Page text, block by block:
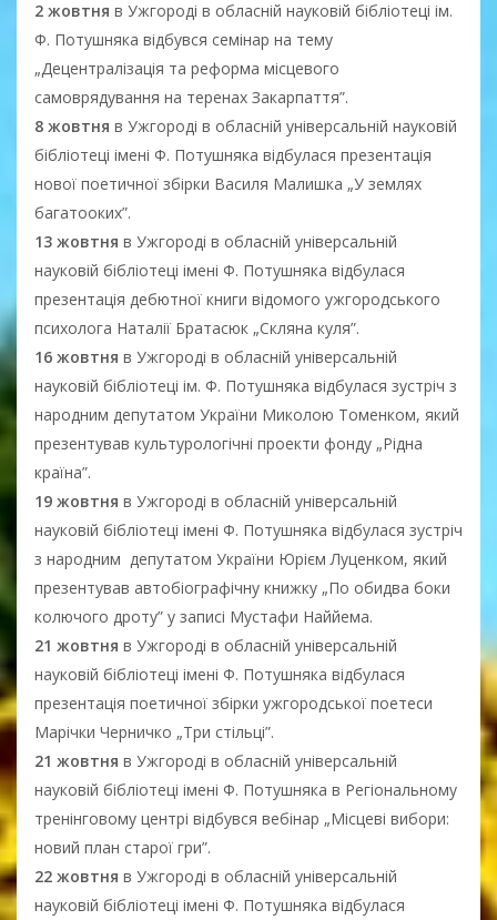
2 жовтня в Ужгороді в обласній науковій бібліотеці ім.
Ф. Потушняка відбувся семінар на тему
„Децентралізація та реформа місцевого
самоврядування на теренах Закарпаття”.
8 жовтня в Ужгороді в обласній універсальній науковій
бібліотеці імені Ф. Потушняка відбулася презентація
нової поетичної збірки Василя Малишка „У землях
багатооких”.
13 жовтня в Ужгороді в обласній універсальній
науковій бібліотеці імені Ф. Потушняка відбулася
презентація дебютної книги відомого ужгородського
психолога Наталії Братасюк „Скляна куля”.
16 жовтня в Ужгороді в обласній універсальній
науковій бібліотеці ім. Ф. Потушняка відбулася зустріч з
народним депутатом України Миколою Томенком, який
презентував культурологічні проекти фонду „Рідна
країна”.
19 жовтня в Ужгороді в обласній універсальній
науковій бібліотеці імені Ф. Потушняка відбулася зустріч
з народним депутатом України Юрієм Луценком, який
презентував автобіографічну книжку „По обидва боки
колючого дроту” у записі Мустафи Наййема.
21 жовтня в Ужгороді в обласній універсальній
науковій бібліотеці імені Ф. Потушняка відбулася
презентація поетичної збірки ужгородської поетеси
Марічки Черничко „Три стільці”.
21 жовтня в Ужгороді в обласній універсальній
науковій бібліотеці імені Ф. Потушняка в Регіональному
тренінговому центрі відбувся вебінар „Місцеві вибори:
новий план старої гри”.
22 жовтня в Ужгороді в обласній універсальній
науковій бібліотеці імені Ф. Потушняка відбулася